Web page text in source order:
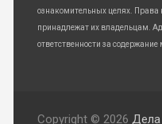
ознакомительных целях.
принадлежат их владельцам.
ответственности за содержание
Copyright © 2026